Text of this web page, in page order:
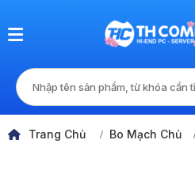
Trang Chủ Bo Mạch Chủ